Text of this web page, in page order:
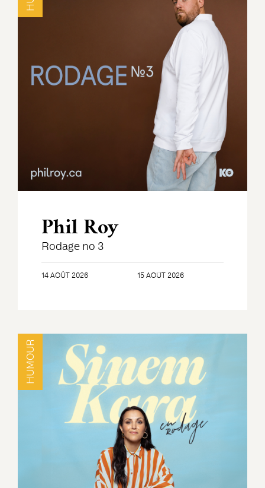
Phil Roy
Rodage no 3
14 AOÛT 2026 15 AOÛT 2026
HUMOUR